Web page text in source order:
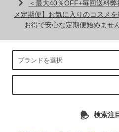
＜最大40％OFF+毎回送料
メ定期便】お気に入りのコスメ
お得で安心な定期便始めませ
検索注